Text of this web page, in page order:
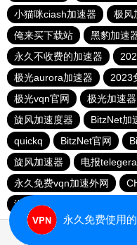
小猫咪ciash加速器
极风
俺来买下载站
黑豹加速
永久不收费的加速器
极光aurora加速器
2023
极光vqn官网
极光加速器
旋风加速度器
BitzNet加
quickq
BitzNet官网
旋风加速器
电报
永久免费vqn加速外网
海鸥下载站
永久免费使用